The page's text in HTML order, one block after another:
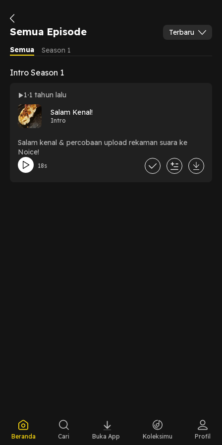
Semua Episode
Terbaru
Semua
Season 1
Intro Season 1
1 1 tahun lalu
Salam Kenal!
Intro
Salam kenal & percobaan upload rekaman suara ke
Noice!
18s
Beranda Cari Buka App Koleksimu Profil